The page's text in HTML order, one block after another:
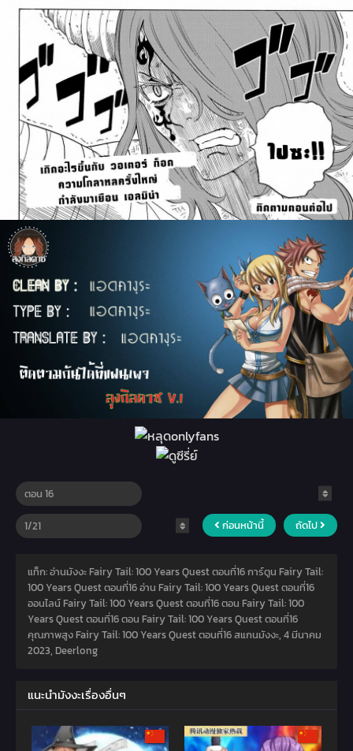
ก่อนหน้านี้ ถัดไป
แท็ก: อ่านมังงะ Fairy Tail: 100 Years Quest ตอนที่16 การ์ตูน Fairy Tail:
100 Years Quest ตอนที่16 อ่าน Fairy Tail: 100 Years Quest ตอนที่16
ออนไลน์ Fairy Tail: 100 Years Quest ตอนที่16 ตอน Fairy Tail: 100
Years Quest ตอนที่16 ตอน Fairy Tail: 100 Years Quest ตอนที่16
คุณภาพสูง Fairy Tail: 100 Years Quest ตอนที่16 สแกนมังงะ, 4 มีนาคม
2023, Deerlong
แนะนำมังงะเรื่องอื่นๆ